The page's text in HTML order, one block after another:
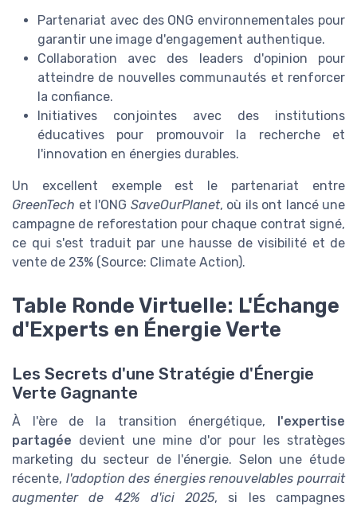
Partenariat avec des ONG environnementales pour
garantir une image d'engagement authentique.
Collaboration avec des leaders d'opinion pour
atteindre de nouvelles communautés et renforcer
la confiance.
Initiatives conjointes avec des institutions
éducatives pour promouvoir la recherche et
l'innovation en énergies durables.
Un excellent exemple est le partenariat entre
GreenTech et l'ONG SaveOurPlanet, où ils ont lancé une
campagne de reforestation pour chaque contrat signé,
ce qui s'est traduit par une hausse de visibilité et de
vente de 23% (Source: Climate Action).
Table Ronde Virtuelle: L'Échange
d'Experts en Énergie Verte
Les Secrets d'une Stratégie d'Énergie
Verte Gagnante
À l'ère de la transition énergétique, l'expertise
partagée devient une mine d'or pour les stratèges
marketing du secteur de l'énergie. Selon une étude
récente, l'adoption des énergies renouvelables pourrait
augmenter de 42% d'ici 2025, si les campagnes